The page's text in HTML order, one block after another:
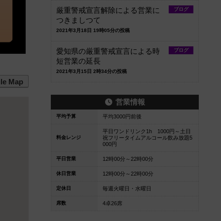
Map
ブログ
厳重警戒宣言解除による営業に
つきましつて
2021年3月18日 19時05分の投稿
ブログ
愛知県の厳重警戒宣言による時
短営業の延長
2021年3月15日 2時34分の投稿
営業情報
平均予算 平均3000円前後
料金レンジ
平日ワンドリンク1h 1000円～土日
祝フリータイムアルコール飲み放題5
000円
平日営業 12時00分～22時00分
休日営業 12時00分～22時00分
定休日 毎週火曜日・水曜日
席数 4卓26席